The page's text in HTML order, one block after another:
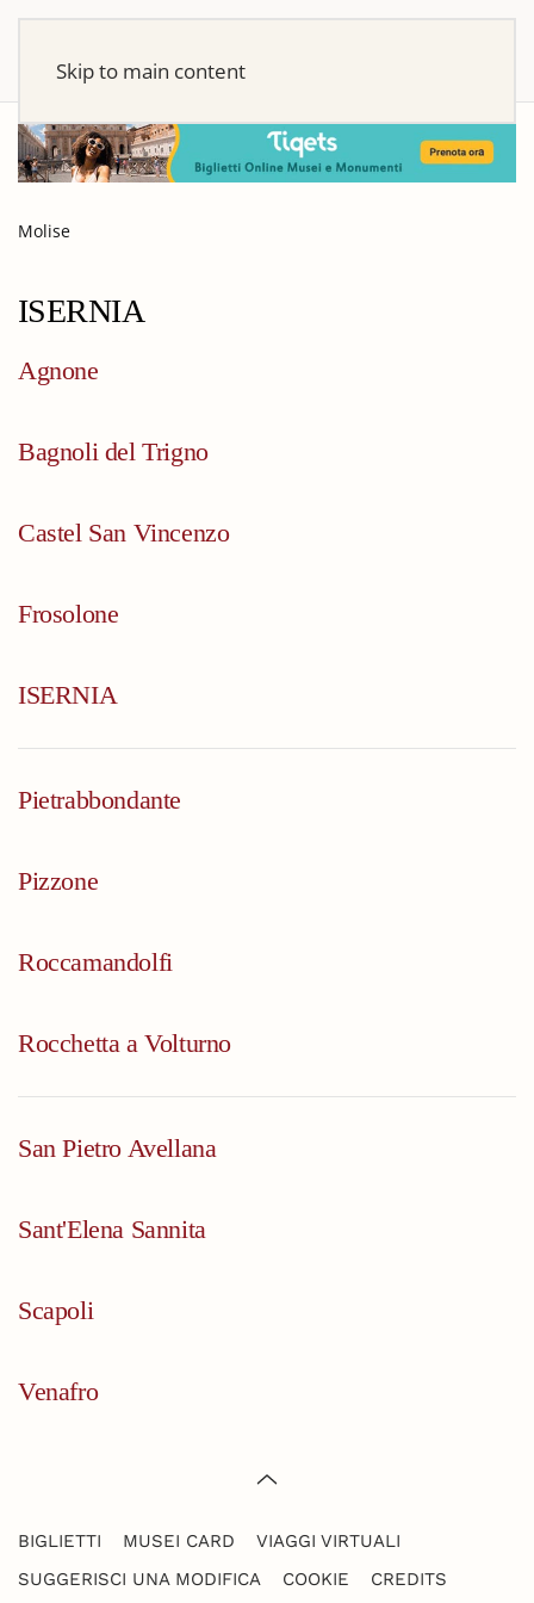
Skip to main content
Molise
ISERNIA
Agnone
Bagnoli del Trigno
Castel San Vincenzo
Frosolone
ISERNIA
Pietrabbondante
Pizzone
Roccamandolfi
Rocchetta a Volturno
San Pietro Avellana
Sant'Elena Sannita
Scapoli
Venafro
BIGLIETTI MUSEI CARD
VIAGGI VIRTUALI
SUGGERISCI UNA MODIFICA
COOKIE CREDITS